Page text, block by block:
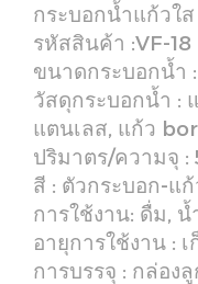
กระบอกน้ำแก้วใส
รหัสสินค้า :VF-18
ขนาดกระบอกน้ำ
วัสดุกระบอกน้ำ :
แตนเลส, แก้ว
ปริมาตร/ความจุ :
สี : ตัวกระบอก-แ
การใช้งาน: ดื่ม,
อายุการใช้งาน :
การบรรจุ : กล่อง